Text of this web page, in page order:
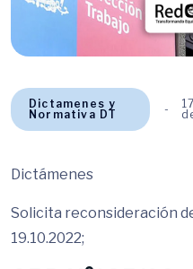
Dictamenes y
Normativa DT
Dictámenes
Solicita reconsideración
19.10.2022;